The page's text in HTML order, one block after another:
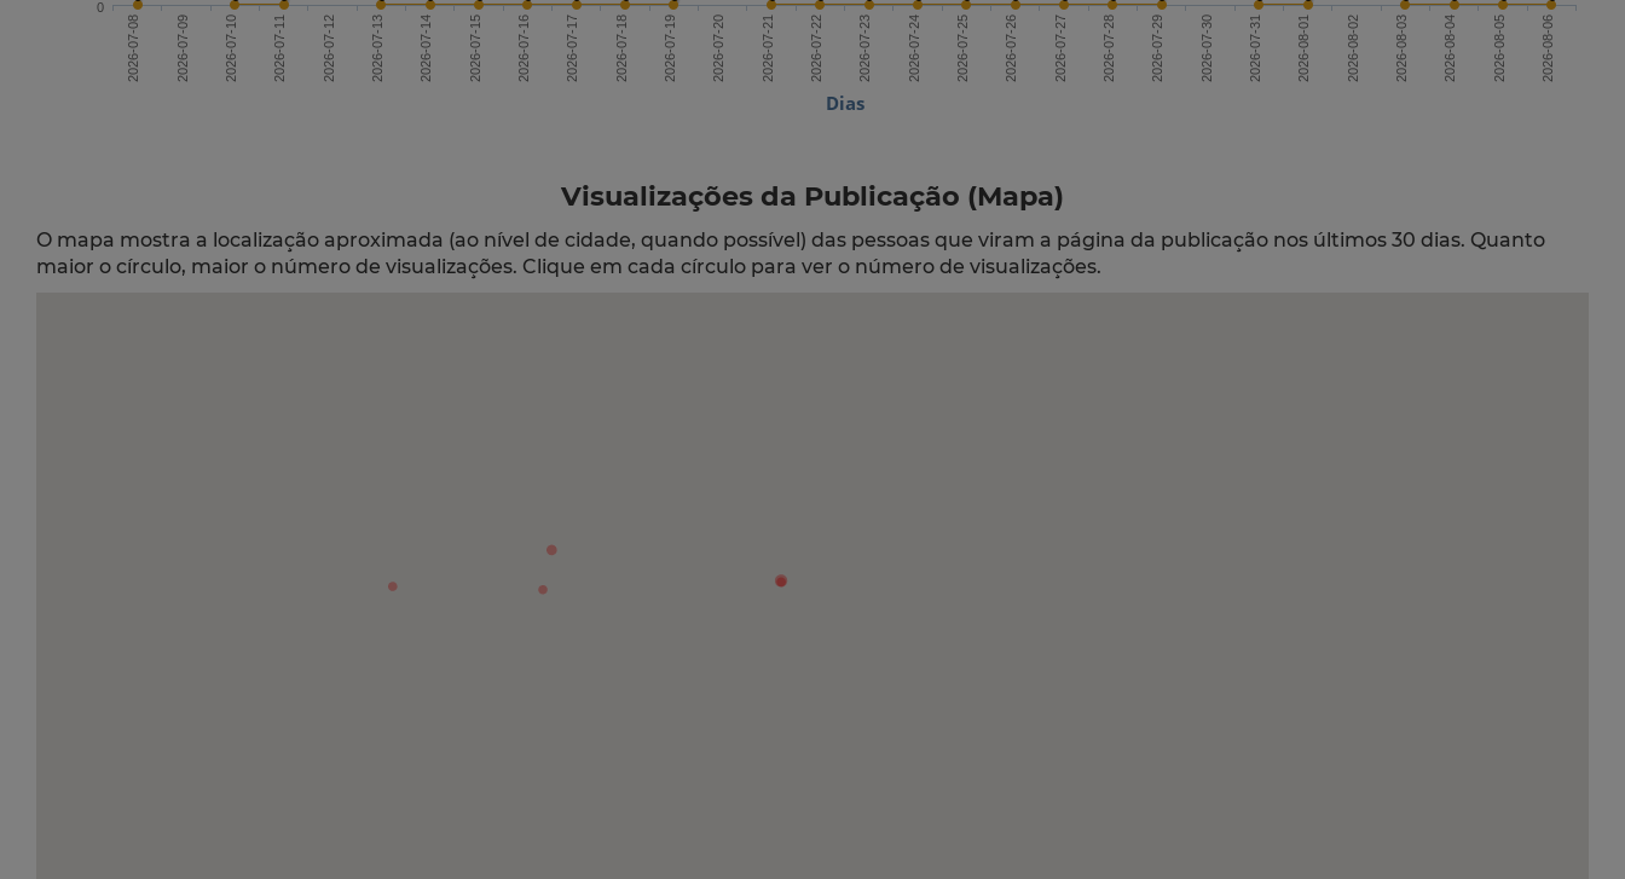
Dias
2026-07-08 2026-07-09 2026-07-10 2026-07-11 2026-07-12 2026-07-13 2026-07-14 2026-07-15 2026-07-16 2026-07-17 2026-07-18 2026-07-19 2026-07-20 2026-07-21 2026-07-22 2026-07-23 2026-07-24 2026-07-25 2026-07-26 2026-07-27 2026-07-28 2026-07-29 2026-07-30 2026-07-31 2026-08-01 2026-08-02 2026-08-03 2026-08-04 2026-08-05 2026-08-06
0
Visualizações da Publicação (Mapa)
O mapa mostra a localização aproximada (ao nível de cidade, quando possível) das pessoas que viram a página da publicação nos últimos 30 dias. Quanto
maior o círculo, maior o número de visualizações. Clique em cada círculo para ver o número de visualizações.